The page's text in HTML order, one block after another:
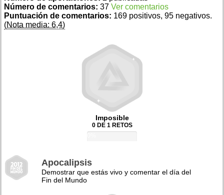
Número de comentarios: 37 Ver comentarios
Puntuación de comentarios: 169 positivos, 95 negativos.
(Nota media: 6,4)
Imposible
0 DE 1 RETOS
Apocalipsis
Demostrar que estás vivo y comentar el día del
Fin del Mundo